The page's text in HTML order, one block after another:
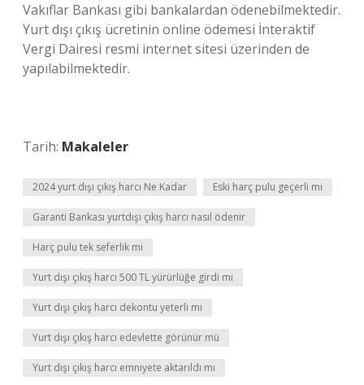
Vakıflar Bankası gibi bankalardan ödenebilmektedir.
Yurt dışı çıkış ücretinin online ödemesi İnteraktif
Vergi Dairesi resmi internet sitesi üzerinden de
yapılabilmektedir.
Tarih: Makaleler
2024 yurt dışı çıkış harcı Ne Kadar Eski harç pulu geçerli mi
Garanti Bankası yurtdışı çıkış harcı nasıl ödenir
Harç pulu tek seferlik mi
Yurt dışı çıkış harcı 500 TL yürürlüğe girdi mi
Yurt dışı çıkış harcı dekontu yeterli mi
Yurt dışı çıkış harcı edevlette görünür mü
Yurt dışı çıkış harcı emniyete aktarıldı mı